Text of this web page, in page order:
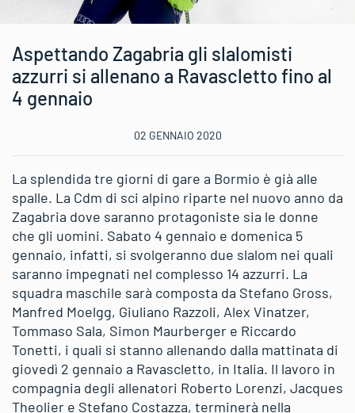
Aspettando Zagabria gli slalomisti
azzurri si allenano a Ravascletto fino al
4 gennaio
02 GENNAIO 2020
La splendida tre giorni di gare a Bormio è già alle
spalle. La Cdm di sci alpino riparte nel nuovo anno da
Zagabria dove saranno protagoniste sia le donne
che gli uomini. Sabato 4 gennaio e domenica 5
gennaio, infatti, si svolgeranno due slalom nei quali
saranno impegnati nel complesso 14 azzurri. La
squadra maschile sarà composta da Stefano Gross,
Manfred Moelgg, Giuliano Razzoli, Alex Vinatzer,
Tommaso Sala, Simon Maurberger e Riccardo
Tonetti, i quali si stanno allenando dalla mattinata di
giovedì 2 gennaio a Ravascletto, in Italia. Il lavoro in
compagnia degli allenatori Roberto Lorenzi, Jacques
Theolier e Stefano Costazza, terminerà nella